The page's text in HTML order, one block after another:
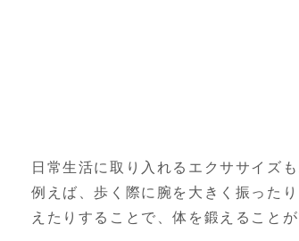
日常生活に取り入れるエクササイズ
例えば、歩く際に腕を大きく振った
えたりすることで、体を鍛えることが